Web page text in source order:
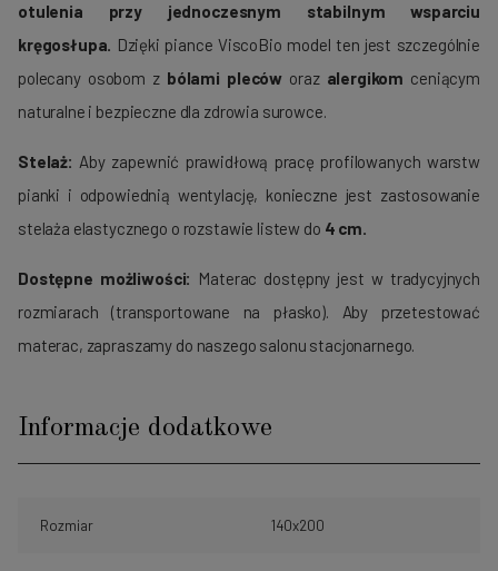
otulenia przy jednoczesnym stabilnym wsparciu
kręgosłupa. Dzięki piance ViscoBio model ten jest szczególnie
polecany osobom z bólami pleców oraz alergikom ceniącym
naturalne i bezpieczne dla zdrowia surowce.
Stelaż: Aby zapewnić prawidłową pracę profilowanych warstw
pianki i odpowiednią wentylację, konieczne jest zastosowanie
stelaża elastycznego o rozstawie listew do 4 cm.
Dostępne możliwości: Materac dostępny jest w tradycyjnych
rozmiarach (transportowane na płasko). Aby przetestować
materac, zapraszamy do naszego salonu stacjonarnego.
Informacje dodatkowe
Rozmiar 140x200